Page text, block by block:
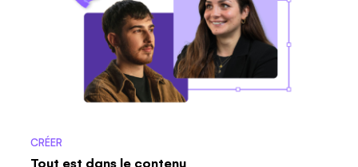
CRÉER
Tout est dans le contenu